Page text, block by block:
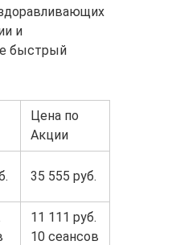
и
быстрый
Цена по
Акции
35 555 руб.
11 111 руб.
10 сеансов